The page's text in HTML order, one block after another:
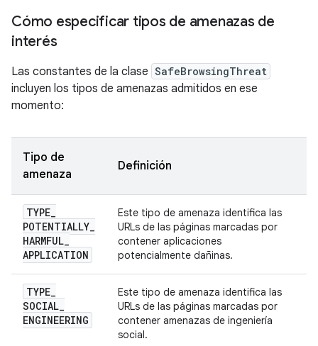
Cómo especificar tipos de amenazas de
interés
Las constantes de la clase SafeBrowsingThreat
incluyen los tipos de amenazas admitidos en ese
momento:
Tipo de
amenaza
Definición
TYPE_
POTENTIALLY_
HARMFUL_
APPLICATION
Este tipo de amenaza identifica las
URLs de las páginas marcadas por
contener aplicaciones
potencialmente dañinas.
TYPE_
SOCIAL_
ENGINEERING
Este tipo de amenaza identifica las
URLs de las páginas marcadas por
contener amenazas de ingeniería
social.